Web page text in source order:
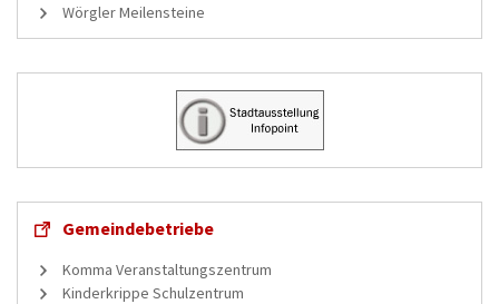
Wörgler Meilensteine
Gemeindebetriebe
Komma Veranstaltungszentrum
Kinderkrippe Schulzentrum